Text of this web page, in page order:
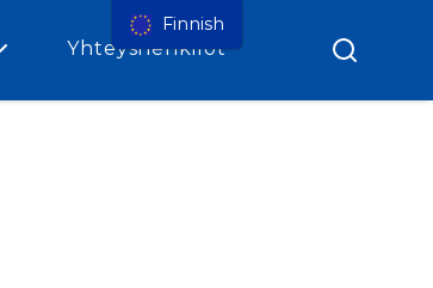
Yhteyshenkilöt
Finnish